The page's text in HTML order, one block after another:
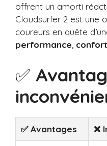
offrent un amorti
Cloudsurfer 2 est une
coureurs en quête
performance, confort
✅
✅ Avantages ❌